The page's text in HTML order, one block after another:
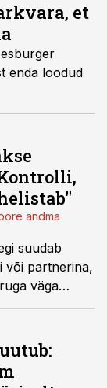
et
enda loodud
andma
suudab
või partnerina,
väga